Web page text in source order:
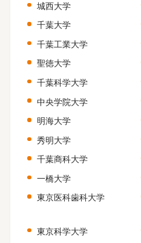
城西大学
千葉大学
千葉工業大学
聖徳大学
千葉科学大学
中央学院大学
明海大学
秀明大学
千葉商科大学
一橋大学
東京医科歯科大学
東京科学大学